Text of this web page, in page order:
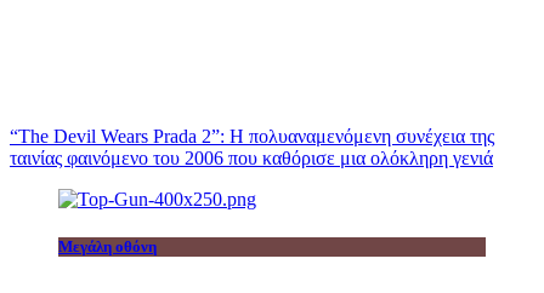
“The Devil Wears Prada 2”: Η πολυαναμενόμενη συνέχεια της
ταινίας φαινόμενο του 2006 που καθόρισε μια ολόκληρη γενιά
Μεγάλη οθόνη